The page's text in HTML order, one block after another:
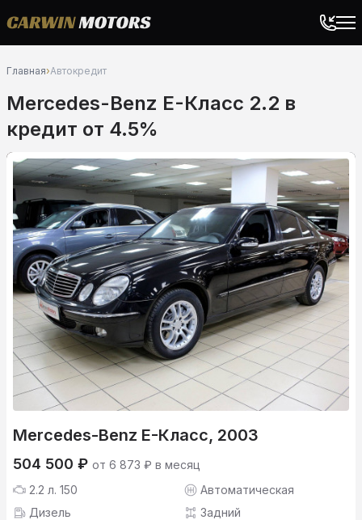
Главная›Автокредит
Mercedes-Benz E-Класс 2.2 в
кредит от 4.5%
Mercedes-Benz E-Класс, 2003
504 500 ₽ от 6 873 ₽ в месяц
2.2 л. 150
Автоматическая
Дизель
Задний